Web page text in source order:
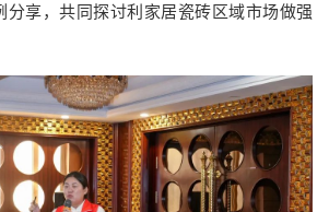
分享，共同探讨利家居瓷砖区域市场做强